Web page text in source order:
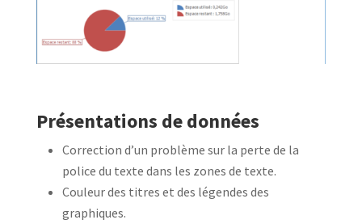
Présentations de données
Correction d’un problème sur la perte de la
police du texte dans les zones de texte.
Couleur des titres et des légendes des
graphiques.